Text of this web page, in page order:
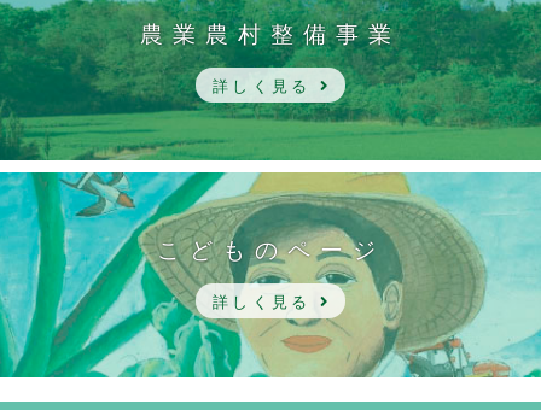
農業農村整備事業
詳しく見る
こどものページ
詳しく見る